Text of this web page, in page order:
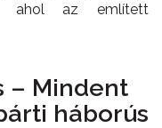
ahol az említett
– Mindent
háborús